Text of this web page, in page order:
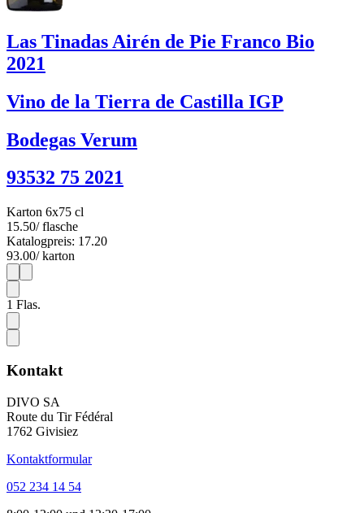
Las Tinadas Airén de Pie Franco Bio
2021
Vino de la Tierra de Castilla IGP
Bodegas Verum
93532 75 2021
Karton 6x75 cl
15.50/ flasche
Katalogpreis: 17.20
93.00/ karton
1
1 Flas.
Kontakt
DIVO SA
Route du Tir Fédéral
1762 Givisiez
Kontaktformular
052 234 14 54